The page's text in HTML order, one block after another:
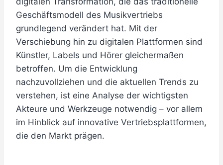
Geschäftsmodell des Musikvertriebs
grundlegend verändert hat. Mit der
Verschiebung hin zu digitalen Plattformen sind
Künstler, Labels und Hörer gleichermaßen
betroffen. Um die Entwicklung
nachzuvollziehen und die aktuellen Trends zu
verstehen, ist eine Analyse der wichtigsten
Akteure und Werkzeuge notwendig – vor allem
im Hinblick auf innovative Vertriebsplattformen,
die den Markt prägen.